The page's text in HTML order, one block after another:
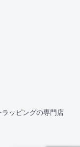
ッピングの専門店